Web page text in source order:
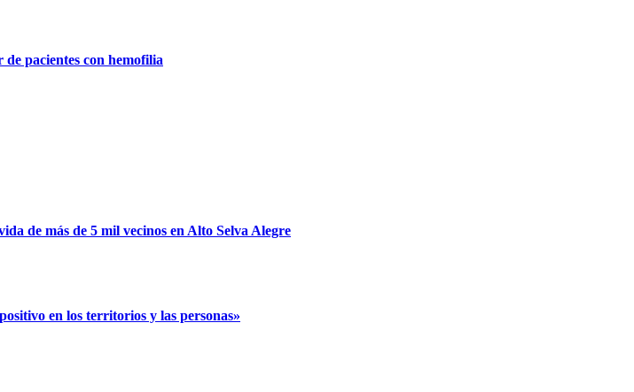
pacientes con hemofilia
de más de 5 mil vecinos en Alto Selva Alegre
en los territorios y las personas»